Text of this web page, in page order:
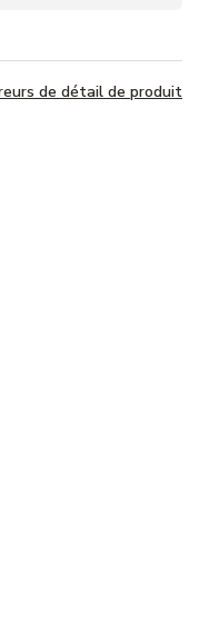
de détail de produit